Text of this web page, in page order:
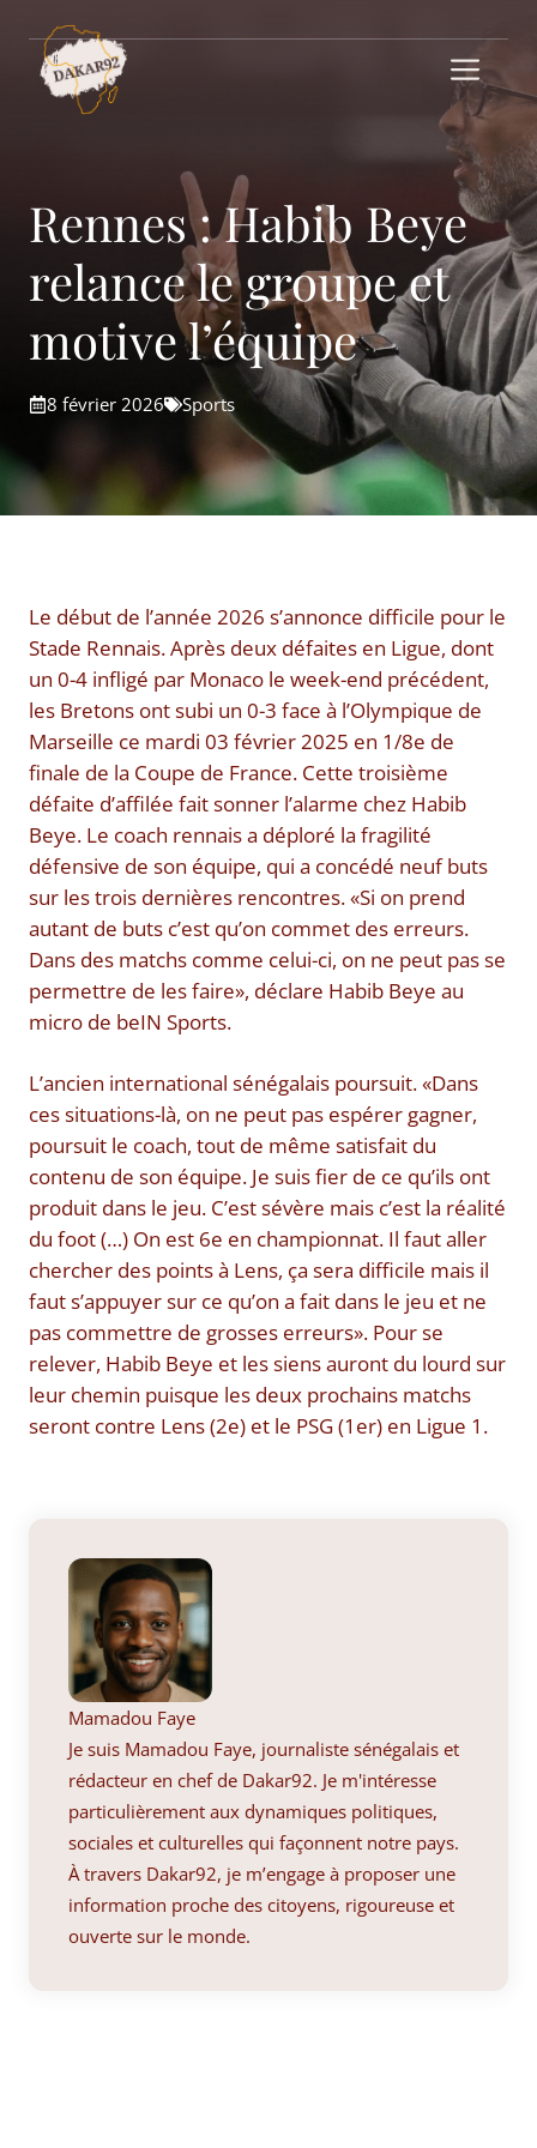
contenu
Rennes : Habib Beye
relance le groupe et
motive l’équipe
8 février 2026 Sports
Le début de l’année 2026 s’annonce difficile pour le
Stade Rennais. Après deux défaites en Ligue, dont
un 0-4 infligé par Monaco le week-end précédent,
les Bretons ont subi un 0-3 face à l’Olympique de
Marseille ce mardi 03 février 2025 en 1/8e de
finale de la Coupe de France. Cette troisième
défaite d’affilée fait sonner l’alarme chez Habib
Beye. Le coach rennais a déploré la fragilité
défensive de son équipe, qui a concédé neuf buts
sur les trois dernières rencontres. «Si on prend
autant de buts c’est qu’on commet des erreurs.
Dans des matchs comme celui-ci, on ne peut pas se
permettre de les faire», déclare Habib Beye au
micro de beIN Sports.
L’ancien international sénégalais poursuit. «Dans
ces situations-là, on ne peut pas espérer gagner,
poursuit le coach, tout de même satisfait du
contenu de son équipe. Je suis fier de ce qu’ils ont
produit dans le jeu. C’est sévère mais c’est la réalité
du foot (…) On est 6e en championnat. Il faut aller
chercher des points à Lens, ça sera difficile mais il
faut s’appuyer sur ce qu’on a fait dans le jeu et ne
pas commettre de grosses erreurs». Pour se
relever, Habib Beye et les siens auront du lourd sur
leur chemin puisque les deux prochains matchs
seront contre Lens (2e) et le PSG (1er) en Ligue 1.
Mamadou Faye
Je suis Mamadou Faye, journaliste sénégalais et
rédacteur en chef de Dakar92. Je m'intéresse
particulièrement aux dynamiques politiques,
sociales et culturelles qui façonnent notre pays.
À travers Dakar92, je m’engage à proposer une
information proche des citoyens, rigoureuse et
ouverte sur le monde.